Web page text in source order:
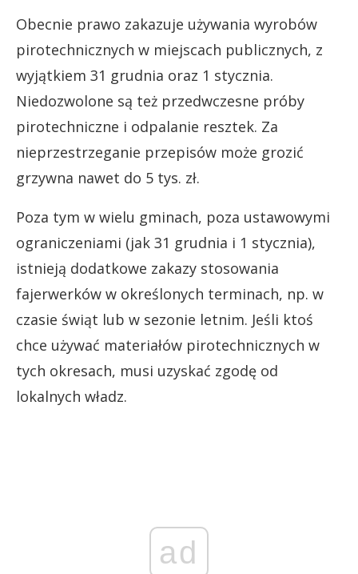
Obecnie prawo zakazuje używania wyrobów
pirotechnicznych w miejscach publicznych, z
wyjątkiem 31 grudnia oraz 1 stycznia.
Niedozwolone są też przedwczesne próby
pirotechniczne i odpalanie resztek. Za
nieprzestrzeganie przepisów może grozić
grzywna nawet do 5 tys. zł.
Poza tym w wielu gminach, poza ustawowymi
ograniczeniami (jak 31 grudnia i 1 stycznia),
istnieją dodatkowe zakazy stosowania
fajerwerków w określonych terminach, np. w
czasie świąt lub w sezonie letnim. Jeśli ktoś
chce używać materiałów pirotechnicznych w
tych okresach, musi uzyskać zgodę od
lokalnych władz.
ad